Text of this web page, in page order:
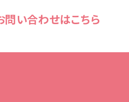
問い合わせはこちら